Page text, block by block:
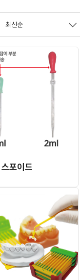
포이드